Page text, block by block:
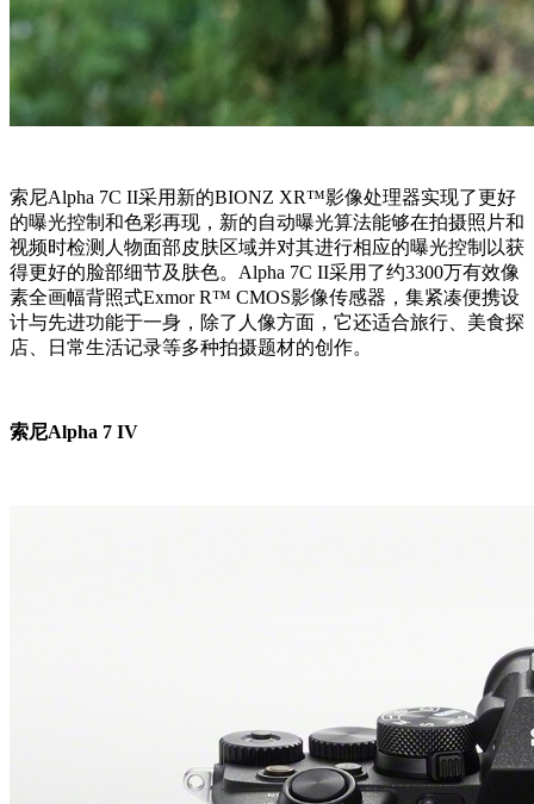
索尼Alpha 7C II采用新的BIONZ XR™影像处理器实现了更好
的曝光控制和色彩再现，新的自动曝光算法能够在拍摄照片和
视频时检测人物面部皮肤区域并对其进行相应的曝光控制以获
得更好的脸部细节及肤色。Alpha 7C II采用了约3300万有效像
素全画幅背照式Exmor R™ CMOS影像传感器，集紧凑便携设
计与先进功能于一身，除了人像方面，它还适合旅行、美食探
店、日常生活记录等多种拍摄题材的创作。
索尼Alpha 7 IV